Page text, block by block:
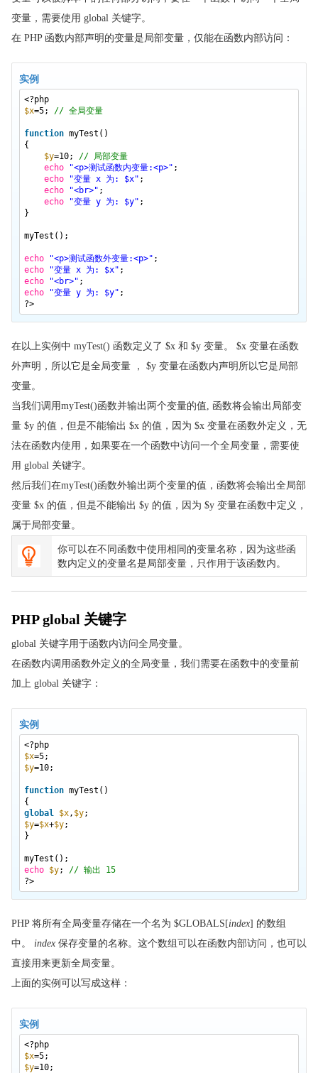
PHP Mail 函数
PHP 5 Math 函数
PHP 5 MySQLi 函数
PHP PDO
PHP 5 SimpleXML 函数
PHP 5 String 函数
PHP XML Parser 函数
PHP Zip File 函数
PHP 5 时区
PHP RESTful
PHP PCRE
变量，需要使用 global 关键字。
在 PHP 函数内部声明的变量是局部变量，仅能在函数内部访问：
实例
<?php
$x=5; // 全局变量
function myTest()
{
$y=10; // 局部变量
echo
"<p>测试函数内变量:<p>" ;
echo
"变量 x 为: $x" ;
echo
"<br>" ;
echo
"变量 y 为: $y" ;
}
myTest();
echo "<p>测试函数外变量:<p>" ;
echo
"变量 x 为: $x" ;
echo
"<br>" ;
echo
"变量 y 为: $y" ;
?>
在以上实例中 myTest() 函数定义了 $x 和 $y 变量。 $x 变量在函数
外声明，所以它是全局变量 ， $y 变量在函数内声明所以它是局部
变量。
当我们调用myTest()函数并输出两个变量的值, 函数将会输出局部变
量 $y 的值，但是不能输出 $x 的值，因为 $x 变量在函数外定义，无
法在函数内使用，如果要在一个函数中访问一个全局变量，需要使
用 global 关键字。
然后我们在myTest()函数外输出两个变量的值，函数将会输出全局部
变量 $x 的值，但是不能输出 $y 的值，因为 $y 变量在函数中定义，
属于局部变量。
你可以在不同函数中使用相同的变量名称，因为这些函
数内定义的变量名是局部变量，只作用于该函数内。
PHP global 关键字
global 关键字用于函数内访问全局变量。
在函数内调用函数外定义的全局变量，我们需要在函数中的变量前
加上 global 关键字：
实例
<?php
$x=5;
$y=10;
function myTest()
{
global $x, $y;
$y=$x+$y;
}
myTest();
echo $y; // 输出 15
?>
PHP 将所有全局变量存储在一个名为 $GLOBALS[index] 的数组
中。 index 保存变量的名称。这个数组可以在函数内部访问，也可以
直接用来更新全局变量。
上面的实例可以写成这样：
实例
<?php
$x=5;
$y=10;